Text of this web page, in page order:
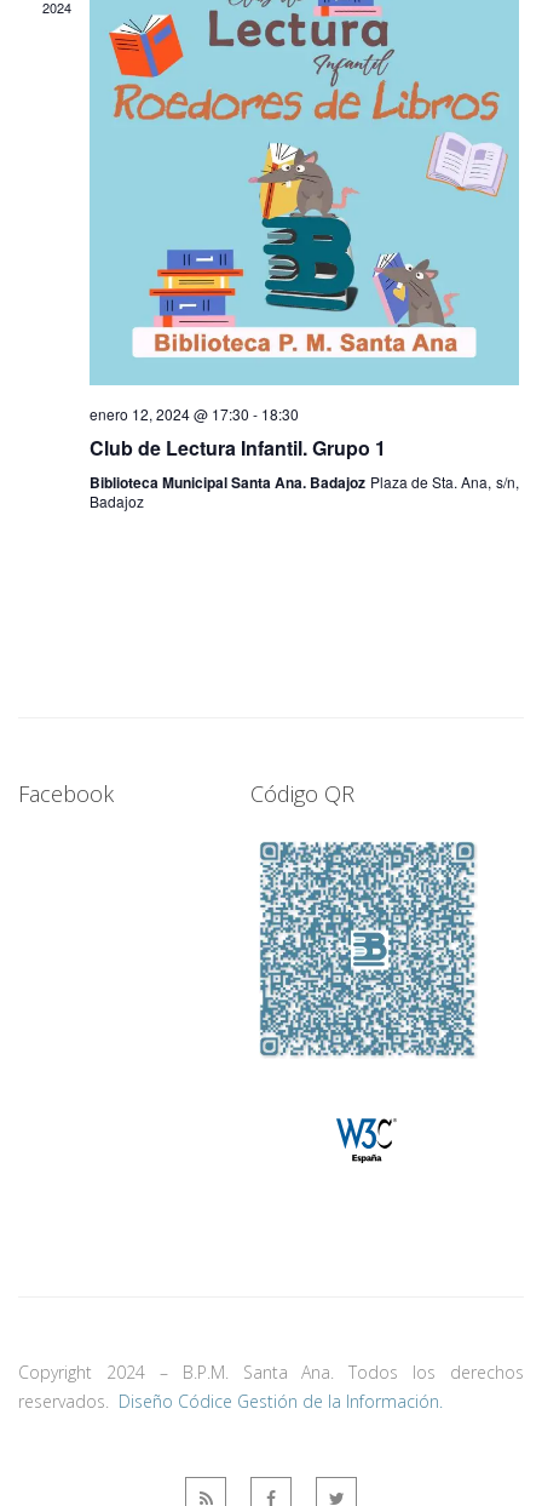
2024
enero 12, 2024 @ 17:30 - 18:30
Club de Lectura Infantil. Grupo 1
Biblioteca Municipal Santa Ana. Badajoz Plaza de Sta. Ana, s/n,
Badajoz
Facebook Código QR
Copyright 2024 – B.P.M. Santa Ana. Todos los derechos
reservados.
Diseño Códice Gestión de la Información.